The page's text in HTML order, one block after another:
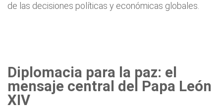
de las decisiones políticas y económicas globales.
Diplomacia para la paz: el
mensaje central del Papa León
XIV